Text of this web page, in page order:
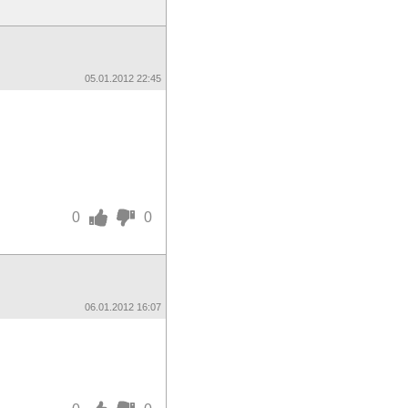
05.01.2012 22:45
0 0
06.01.2012 16:07